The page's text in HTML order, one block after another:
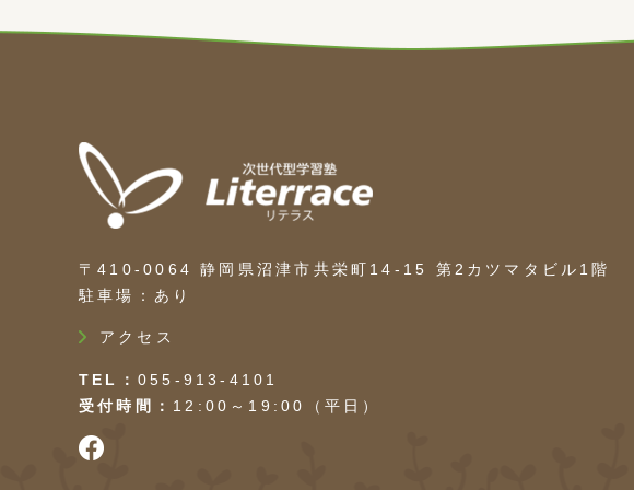
〒410-0064 静岡県沼津市共栄町14-15 第2カツマタビル1階
駐車場：あり
アクセス
TEL
055-913-4101
受付時間
12:00～19:00（平日）